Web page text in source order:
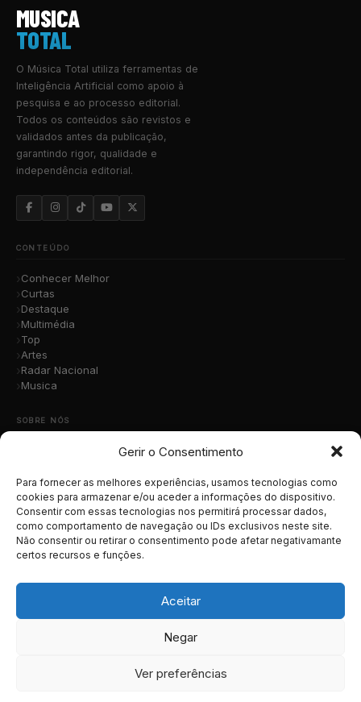
Gerir o Consentimento
Para fornecer as melhores experiências, usamos tecnologias como
cookies para armazenar e/ou aceder a informações do dispositivo.
Consentir com essas tecnologias nos permitirá processar dados,
como comportamento de navegação ou IDs exclusivos neste site.
Não consentir ou retirar o consentimento pode afetar negativamante
certos recursos e funções.
Aceitar
Negar
Ver preferências
MUSICA
TOTAL
O Música Total utiliza ferramentas de
Inteligência Artificial como apoio à
pesquisa e ao processo editorial.
Todos os conteúdos são revistos e
validados antes da publicação,
garantindo rigor, qualidade e
independência editorial.
CONTEÚDO
Conhecer Melhor
Curtas
Destaque
Multimédia
Top
Artes
Radar Nacional
Musica
SOBRE NÓS
Contacto
Submete a Tua Música
Publicidade
Apoiar o Projeto
Política de Privacidade